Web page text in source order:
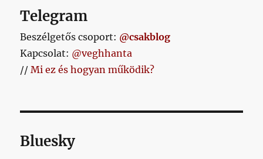
Telegram
Beszélgetős csoport: @csakblog
Kapcsolat: @veghhanta
//Mi ez és hogyan működik?
Bluesky